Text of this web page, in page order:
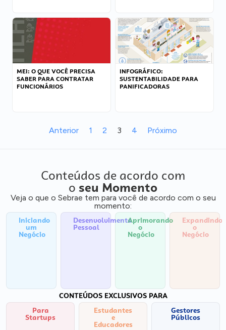
MEI: O QUE VOCÊ PRECISA
SABER PARA CONTRATAR
FUNCIONÁRIOS
INFOGRÁFICO:
SUSTENTABILIDADE PARA
PANIFICADORAS
Anterior 1 2 3 4 Próximo
Conteúdos de acordo com
o seu Momento
Veja o que o Sebrae tem para você de acordo com o seu
momento:
Iniciando
um
Negócio
Desenvolvimento
Pessoal
Aprimorando
o
Negócio
Expandindo
o
Negócio
CONTEÚDOS EXCLUSIVOS PARA
Para
Startups
Estudantes
e
Educadores
Gestores
Públicos